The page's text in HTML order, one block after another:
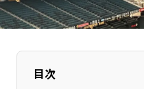
河内エリア
鳥取エリア
岡山エリア
目次